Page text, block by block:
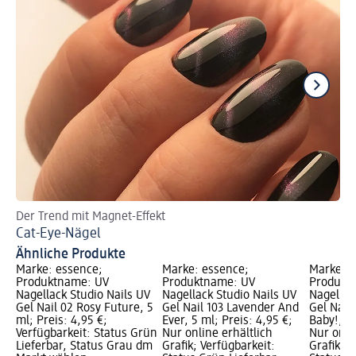
Der Trend mit Magnet-Effekt
Cat-Eye-Nägel
Ähnliche Produkte
Marke: essence;
Produktname: UV
Nagellack Studio Nails UV
Gel Nail 02 Rosy Future, 5
ml; Preis: 4,95 €;
Verfügbarkeit: Status Grün
Lieferbar, Status Grau dm
Marke: essence;
Produktname: UV
Nagellack Studio Nails UV
Gel Nail 103 Lavender And
Ever, 5 ml; Preis: 4,95 €;
Nur online erhältlich
Grafik; Verfügbarkeit:
Marke:
Gel Nail
Baby!,
Nur
Grafik;